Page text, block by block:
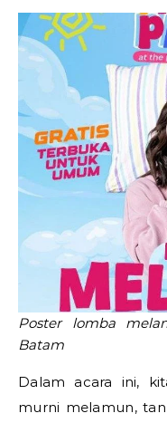
Poster lomba
Batam
Dalam acara ini,
murni melamun,